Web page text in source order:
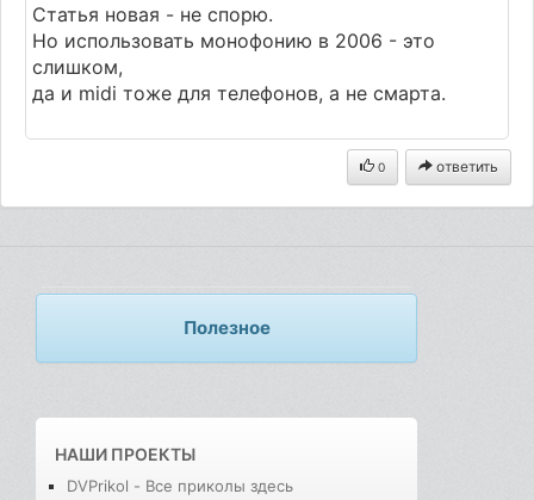
Статья новая - не спорю.
Но использовать монофонию в 2006 - это
слишком,
да и midi тоже для телефонов, а не смарта.
0 ответить
Полезное
НАШИ ПРОЕКТЫ
DVPrikol - Все приколы здесь